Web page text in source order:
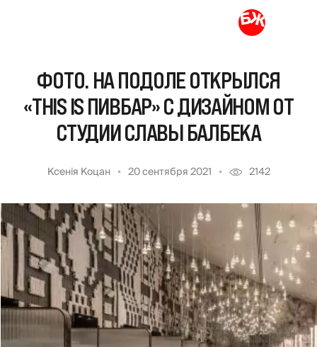
ФОТО. НА ПОДОЛЕ ОТКРЫЛСЯ
«THIS IS ПИВБАР» С ДИЗАЙНОМ ОТ
СТУДИИ СЛАВЫ БАЛБЕКА
Ксенія Коцан 20 сентября 2021 2142